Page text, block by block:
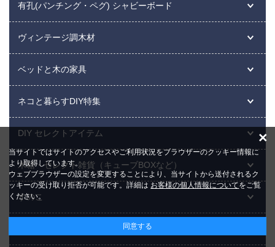
有孔(パンチング・ペグ) シャビーボード
ヴィンテージ調木材
ベッドと木の家具
ネコと暮らすDIY特集
DIY セレクトアイテム
木箱・セレクト雑貨（キューブBOXなど）
すのこ
ネジ・コーススレッド・サンドペーパー
当サイトではサイトのアクセスやご利用状況をブラウザーのクッキー情報に
より取得しています。
ウェブブラウザーの設定を変更することにより、当サイトから送付されるク
ッキーの受け取り拒否が可能です。詳細は お客様の個人情報についてをご覧
ください。
同意する
×